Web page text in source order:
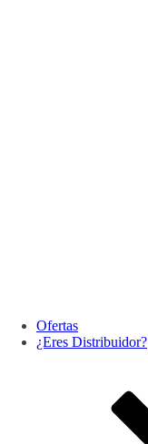
Ofertas
¿Eres Distribuidor?